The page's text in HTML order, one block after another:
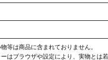
等は商品に含まれておりません。
はブラウザや設定により、実物とは